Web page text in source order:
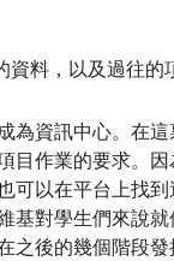
資料，以及過往的
為資訊中心。在
目作業的要求。
可以在平台上找
基對學生們來說
之後的幾個階段發